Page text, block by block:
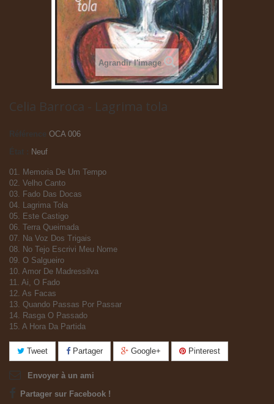
Agrandir l'image
Celia Barroca - Lagrima tola
Référence
OCA 006
Neuf
01. Memoria De Um Tempo
02. Velho Canto
03. Fado Das Docas
04. Lagrima Tola
05. Este Castigo
06. Terra Queimada
07. Na Voz Dos Trigais
08. No Tejo Escrivi Meu Nome
09. O Salgueiro
10. Amor De Madressilva
11. Ai, O Fado
12. As Facas
13. Quando Passas Por Passar
14. Rasga O Passado
15. A Hora Da Partida
Tweet Partager Google+ Pinterest
Envoyer à un ami
Partager sur Facebook !